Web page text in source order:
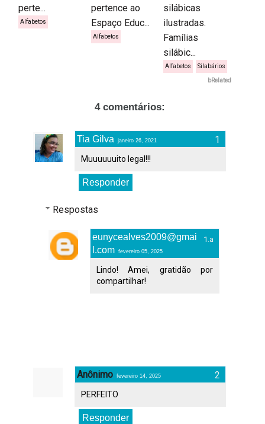
perte...
Alfabetos
pertence ao
Espaço Educ...
Alfabetos
silábicas
ilustradas.
Famílias
silábic...
Alfabetos Silabários
bRelated
4 comentários:
Tia Gilva janeiro 26, 2021
Muuuuuuito legal!!!
Responder
Respostas
eunycealves2009@gmai
l.com
fevereiro 05, 2025
Lindo! Amei, gratidão por
compartilhar!
Anônimo fevereiro 14, 2025
PERFEITO
Responder